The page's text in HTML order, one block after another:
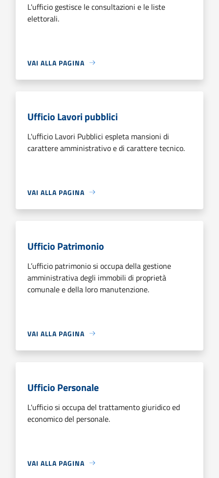
L'ufficio gestisce le consultazioni e le liste
elettorali.
VAI ALLA PAGINA
Ufficio Lavori pubblici
L'ufficio Lavori Pubblici espleta mansioni di
carattere amministrativo e di carattere tecnico.
VAI ALLA PAGINA
Ufficio Patrimonio
L’ufficio patrimonio si occupa della gestione
amministrativa degli immobili di proprietà
comunale e della loro manutenzione.
VAI ALLA PAGINA
Ufficio Personale
L'ufficio si occupa del trattamento giuridico ed
economico del personale.
VAI ALLA PAGINA